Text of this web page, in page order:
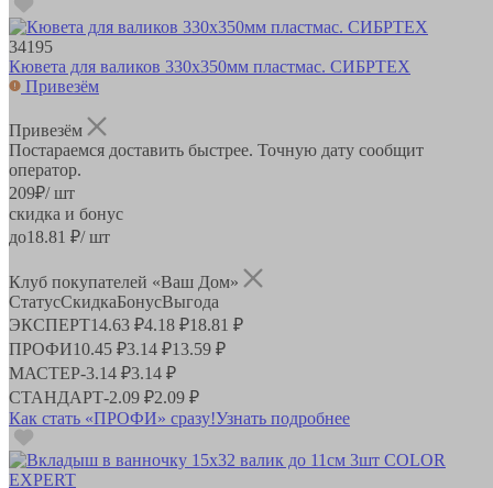
34195
Кювета для валиков 330х350мм пластмас. СИБРТЕХ
Привезём
Привезём
Постараемся доставить быстрее. Точную дату сообщит
оператор.
209₽/ шт
скидка и бонус
до18.81 ₽/ шт
Клуб покупателей «Ваш Дом»
СтатусСкидкаБонусВыгода
ЭКСПЕРТ14.63 ₽4.18 ₽18.81 ₽
ПРОФИ10.45 ₽3.14 ₽13.59 ₽
МАСТЕР-3.14 ₽3.14 ₽
СТАНДАРТ-2.09 ₽2.09 ₽
Как стать «ПРОФИ» сразу!Узнать подробнее